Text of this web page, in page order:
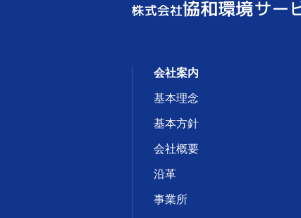
会社案内
基本理念
基本方針
会社概要
沿革
事業所